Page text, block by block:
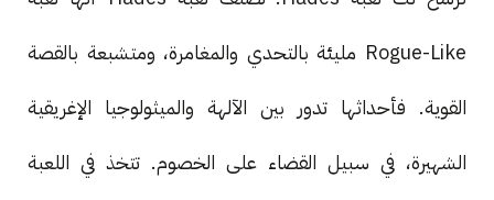
Rogue-Like مليئة بالتحدي والمغامرة، ومتشبعة بالقصة
القوية. فأحداثها تدور بين الآلهة والميثولوجيا الإغريقية
الشهيرة، في سبيل القضاء على الخصوم. تتخذ في اللعبة